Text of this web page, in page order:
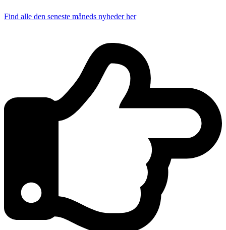
Find alle den seneste måneds nyheder her